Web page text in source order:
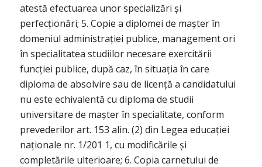
atestă efectuarea unor specializări și
perfecționări; 5. Copie a diplomei de mașter în
domeniul administrației publice, management ori
în specialitatea studiilor necesare exercitării
funcției publice, după caz, în situația în care
diploma de absolvire sau de licență a candidatului
nu este echivalentă cu diploma de studii
universitare de mașter în specialitate, conform
prevederilor art. 153 alin. (2) din Legea educației
naționale nr. 1/201 1, cu modificările și
completările ulterioare; 6. Copia carnetului de